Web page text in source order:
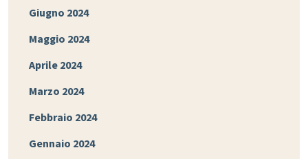
Giugno 2024
Maggio 2024
Aprile 2024
Marzo 2024
Febbraio 2024
Gennaio 2024